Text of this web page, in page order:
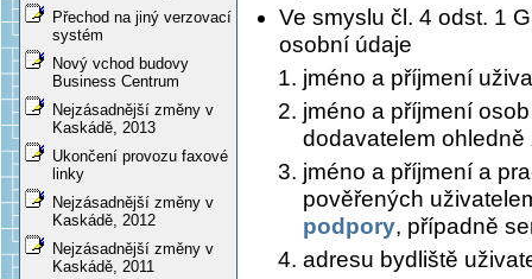
Přechod na jiný verzovací
systém
Nový vchod budovy
Business Centrum
Nejzásadnější změny v
Kaskádě, 2013
Ukončení provozu faxové
linky
Nejzásadnější změny v
Kaskádě, 2012
Nejzásadnější změny v
Kaskádě, 2011
Ve smyslu čl. 4 odst. 1
osobní údaje
jméno a příjmení
jméno a příjmení
dodavatelem
jméno a příjmení a
pověřených
podpory, případně
adresu bydliště